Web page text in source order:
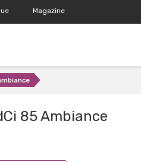
Magazine
85 Ambiance